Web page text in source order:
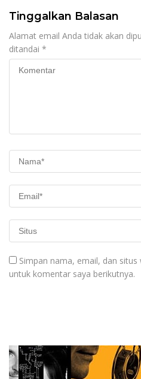
Tinggalkan Balasan
Alamat email Anda tidak akan
ditandai *
Simpan nama, email, dan
untuk komentar saya berikutnya.